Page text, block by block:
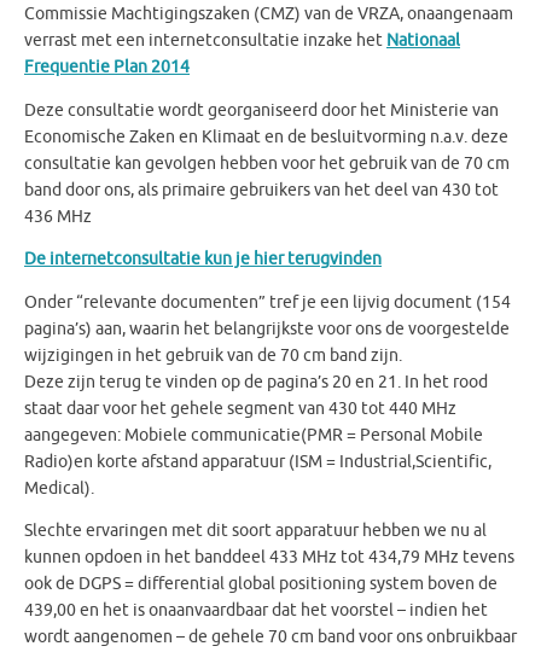
Commissie Machtigingszaken (CMZ) van de VRZA, onaangenaam
verrast met een internetconsultatie inzake het Nationaal
Frequentie Plan 2014
Deze consultatie wordt georganiseerd door het Ministerie van
Economische Zaken en Klimaat en de besluitvorming n.a.v. deze
consultatie kan gevolgen hebben voor het gebruik van de 70 cm
band door ons, als primaire gebruikers van het deel van 430 tot
436 MHz
De internetconsultatie kun je hier terugvinden
Onder “relevante documenten” tref je een lijvig document (154
pagina’s) aan, waarin het belangrijkste voor ons de voorgestelde
wijzigingen in het gebruik van de 70 cm band zijn.
Deze zijn terug te vinden op de pagina’s 20 en 21. In het rood
staat daar voor het gehele segment van 430 tot 440 MHz
aangegeven: Mobiele communicatie(PMR = Personal Mobile
Radio)en korte afstand apparatuur (ISM = Industrial,Scientific,
Medical).
Slechte ervaringen met dit soort apparatuur hebben we nu al
kunnen opdoen in het banddeel 433 MHz tot 434,79 MHz tevens
ook de DGPS = differential global positioning system boven de
439,00 en het is onaanvaardbaar dat het voorstel – indien het
wordt aangenomen – de gehele 70 cm band voor ons onbruikbaar